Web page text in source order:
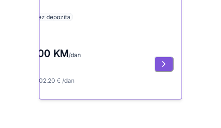
Bez depozita
200 KM/dan
≈ 102.20 € /dan